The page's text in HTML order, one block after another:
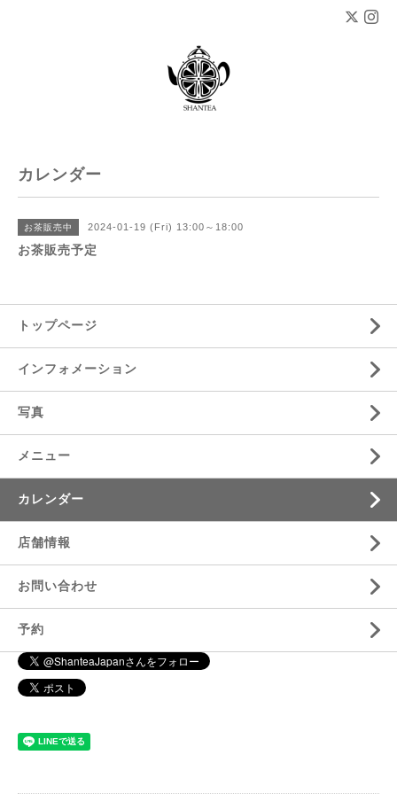
カレンダー
お茶販売中 2024-01-19 (Fri) 13:00～18:00
お茶販売予定
トップページ
インフォメーション
写真
メニュー
カレンダー
店舗情報
お問い合わせ
予約